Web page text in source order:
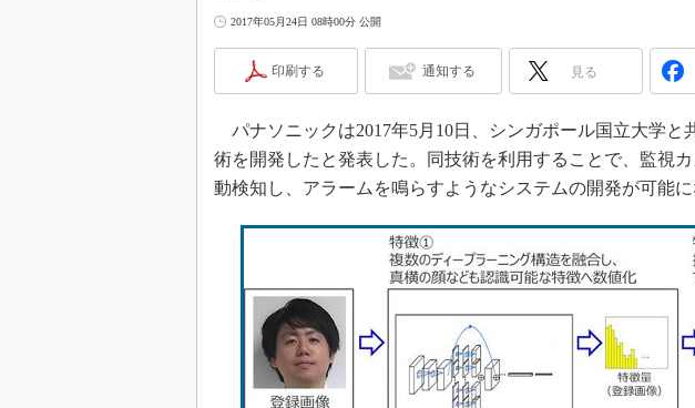
EdgeTech+
日本ものづくり
AUTOMOTIVE
産業オープンネ
3Dプ
デジ
イン
イノ
製造業
メイ
植物工
2017年05月24日 08時00分 公開
印刷する 通知する 見る
パナソニックは2017年5月10日、シンガポール国立大学と
術を開発したと発表した。同技術を利用することで、監視
動検知し、アラームを鳴らすようなシステムの開発が可能に